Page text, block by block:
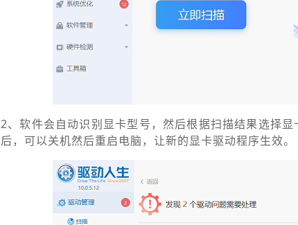
2、软件会自动识别显卡型号，然后根据扫描结果选择
后，可以关机然后重启电脑，让新的显卡驱动程序生效。